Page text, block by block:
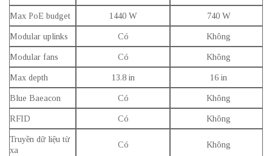
Max PoE budget 1440 W 740 W
Modular uplinks Có Không
Modular fans Có Không
Max depth 13.8 in 16 in
Blue Baeacon Có Không
RFID Có Không
Truyền dữ liệu từ
xa
Có Không